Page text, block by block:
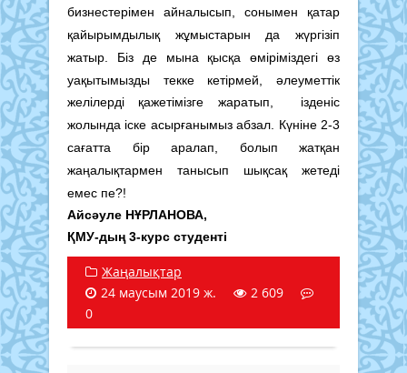
бизнестерімен айналысып, сонымен қатар
қайырымдылық жұмыстарын да жүргізіп
жатыр. Біз де мына қысқа өміріміздегі өз
уақытымызды текке кетірмей, әлеуметтік
желілерді қажетімізге жаратып, ізденіс
жолында іске асырғанымыз абзал. Күніне 2-3
сағатта бір аралап, болып жатқан
жаңалықтармен танысып шықсақ жетеді
емес пе?!
Айсәуле НҰРЛАНОВА,
ҚМУ-дың 3-курс студенті
Жаңалықтар
24 маусым 2019 ж.
2 609
0